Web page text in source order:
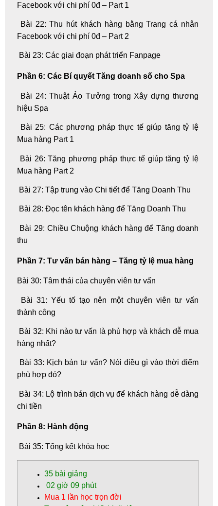
Facebook với chi phí 0đ – Part 1
Bài 22: Thu hút khách hàng bằng Trang cá nhân
Facebook với chi phí 0đ – Part 2
Bài 23: Các giai đoạn phát triển Fanpage
Phần 6: Các Bí quyết Tăng doanh số cho Spa
Bài 24: Thuật Ảo Tưởng trong Xây dựng thương
hiệu Spa
Bài 25: Các phương pháp thực tế giúp tăng tỷ lệ
Mua hàng Part 1
Bài 26: Tăng phương pháp thực tế giúp tăng tỷ lệ
Mua hàng Part 2
Bài 27: Tập trung vào Chi tiết để Tăng Doanh Thu
Bài 28: Đọc tên khách hàng để Tăng Doanh Thu
Bài 29: Chiều Chuộng khách hàng để Tăng doanh
thu
Phần 7: Tư vấn bán hàng – Tăng tỷ lệ mua hàng
Bài 30: Tâm thái của chuyên viên tư vấn
Bài 31: Yếu tố tạo nên một chuyên viên tư vấn
thành công
Bài 32: Khi nào tư vấn là phù hợp và khách dễ mua
hàng nhất?
Bài 33: Kịch bản tư vấn? Nói điều gì vào thời điểm
phù hợp đó?
Bài 34: Lộ trình bán dịch vụ để khách hàng dễ dàng
chi tiền
Phần 8: Hành động
Bài 35: Tổng kết khóa học
35 bài giảng
02 giờ 09 phút
Mua 1 lần học trọn đời